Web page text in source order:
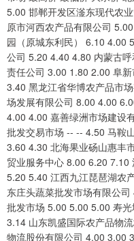
5.00 邯郸开发区滏东现代农
原市河西农产品有限公司
园（原城东利民） 6.10 4.00
公司 5.20 4.40 4.80 内蒙古
责任公司 3.00 1.80 2.00 阜
3.40 黑龙江省华博农产品市
场发展有限公司 8.00 4.00
4.00 4.00 嘉善绿洲市场建设
批发交易市场 -- -- 4.50 马鞍
3.60 4.30 北海果业砀山惠丰
贸业服务中心 8.00 6.20 7.10
5.20 5.40 江西九江琵琶湖农
东庄头蔬菜批发市场有限公
批发市场 5.00 5.00 5.00 寿
3.14 山东凯盛国际农产品物
物流股份有限公司 4.00 3.00